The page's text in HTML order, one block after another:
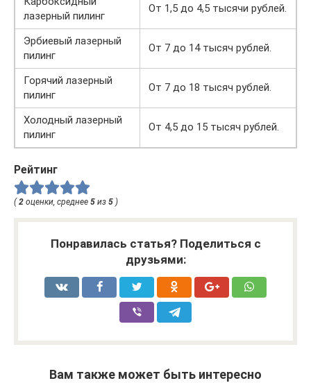
лазерный пилинг
От 1,5 до 4,5 тысячи рублей.
Эрбиевый лазерный
пилинг
От 7 до 14 тысяч рублей.
Горячий лазерный
пилинг
От 7 до 18 тысяч рублей.
Холодный лазерный
пилинг
От 4,5 до 15 тысяч рублей.
Рейтинг
( 2 оценки, среднее 5 из 5 )
Понравилась статья? Поделиться с
друзьями:
Вам также может быть интересно